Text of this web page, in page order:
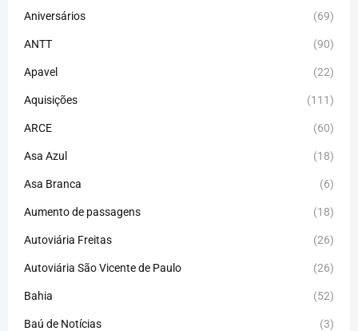
Aniversários (69)
ANTT (90)
Apavel (22)
Aquisições (111)
ARCE (60)
Asa Azul (18)
Asa Branca (6)
Aumento de passagens (18)
Autoviária Freitas (26)
Autoviária São Vicente de Paulo (26)
Bahia (52)
Baú de Notícias (3)